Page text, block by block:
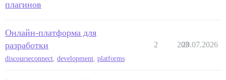
плагинов
Онлайн-платформа для
разработки
discourseconnect, development, platforms
2 203
20.07.2026